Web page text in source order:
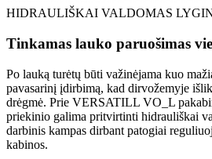
HIDRAULIŠKAI VALDOMAS
Tinkamas lauko paruošimas
Po lauką turėtų būti važinėjama kuo
pavasarinį įdirbimą, kad dirvožemyje
drėgmė. Prie VERSATILL VO_L
priekinio galima pritvirtinti hidrauliškai
darbinis kampas dirbant patogiai
kabinos.